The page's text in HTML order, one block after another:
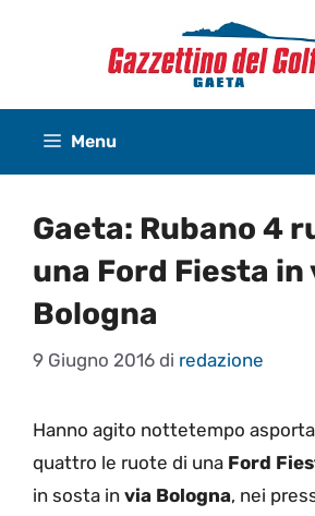
Menu
Gaeta: Rubano 4
una Ford Fiesta in
Bologna
9 Giugno 2016 di redazione
Hanno agito nottetempo
quattro le ruote di una Ford
in sosta in via Bologna, nei